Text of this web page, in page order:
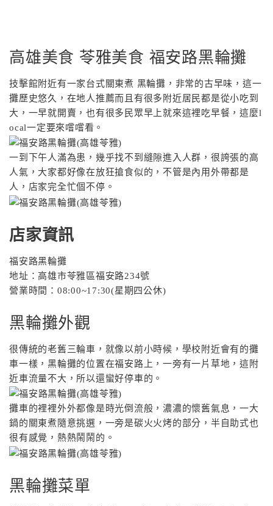
高雄美食 苓雅美食 福安路黑輪攤
技擊館附近有一家台式關東煮 黑輪攤，非常的古早味，這一
攤歷史悠久，在地人推薦而且有很多附近居民都是從小吃到
大，一早就開賣，也有很多民眾早上就來這裡吃早餐，這麼l
ocal一定要來嚐嚐看。
一到下午人滿為患，幾乎找不到縫隙進入人群，很誇張的高
人氣，大家都好像在放狂搶食似的，不管是內用外帶都是
人，店家完全忙個不停。
店家資訊
福安路黑輪攤
地址：高雄市苓雅區福安路234號
營業時間：08:00~17:30(星期四公休)
黑輪攤外觀
很傳統的老舊三輪車，就像以前小時候，學校附近會有的攤
車一樣，黑輪攤的位置在福安路上，一旁有一片草地，這附
近車流量不大，所以還蠻好停車的。
攤車的裡裡外外都像是時光倒流般，濃濃的懷舊氣息，一大
鍋的關東煮隨意挑選，一旁是碳火火烤的部分，半自助式也
很有感覺，熱熱鬧鬧的。
黑輪攤菜單